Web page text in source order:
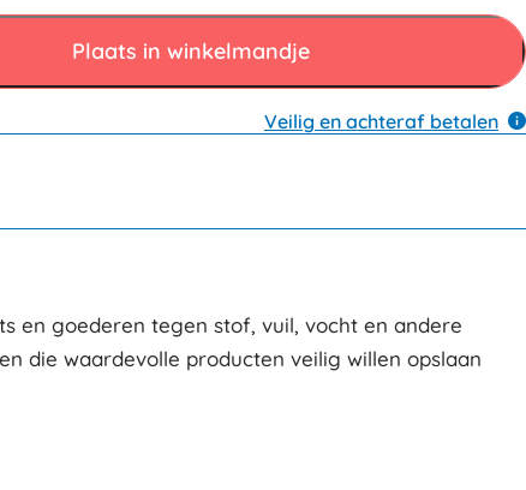
Plaats in winkelmandje
Veilig en achteraf betalen
en goederen tegen stof, vuil, vocht en andere
die waardevolle producten veilig willen opslaan